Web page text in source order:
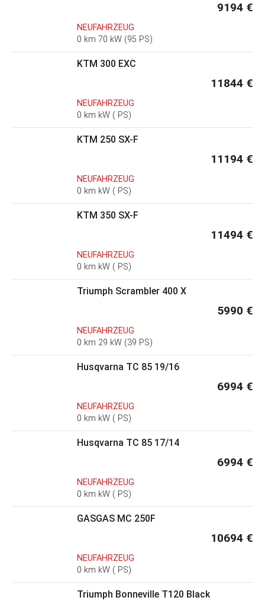
9194 €
NEUFAHRZEUG
0 km 70 kW (95 PS)
KTM 300 EXC
11844 €
NEUFAHRZEUG
0 km kW ( PS)
KTM 250 SX-F
11194 €
NEUFAHRZEUG
0 km kW ( PS)
KTM 350 SX-F
11494 €
NEUFAHRZEUG
0 km kW ( PS)
Triumph Scrambler 400 X
5990 €
NEUFAHRZEUG
0 km 29 kW (39 PS)
Husqvarna TC 85 19/16
6994 €
NEUFAHRZEUG
0 km kW ( PS)
Husqvarna TC 85 17/14
6994 €
NEUFAHRZEUG
0 km kW ( PS)
GASGAS MC 250F
10694 €
NEUFAHRZEUG
0 km kW ( PS)
Triumph Bonneville T120 Black